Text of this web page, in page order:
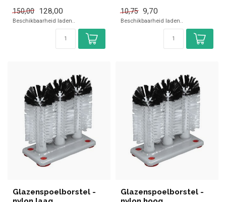
✓ 3/8" watertoevoersl...
150,00 128,00
Beschikbaarheid laden..
10,75 9,70
Beschikbaarheid laden..
Glazenspoelborstel -
Glazenspoelborstel -